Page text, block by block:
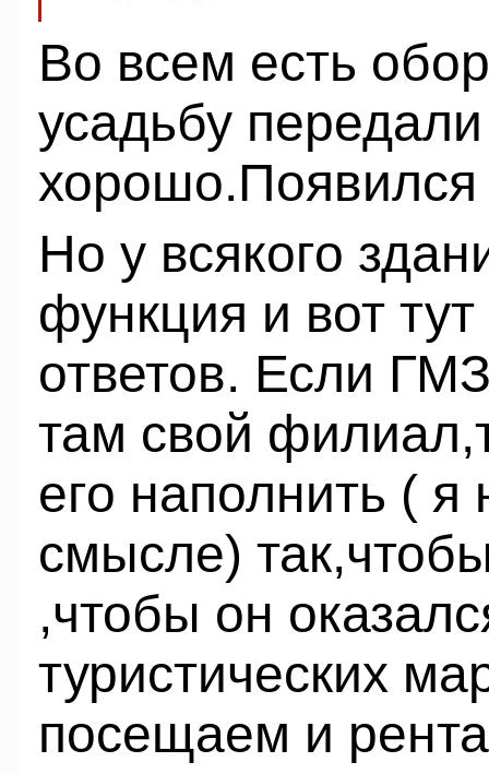
Во всем есть
усадьбу
хорошо.Появился
Но у всякого
функция и вот
ответов. Если
там свой
его наполнить (
смысле)
,чтобы он
туристических
посещаем и